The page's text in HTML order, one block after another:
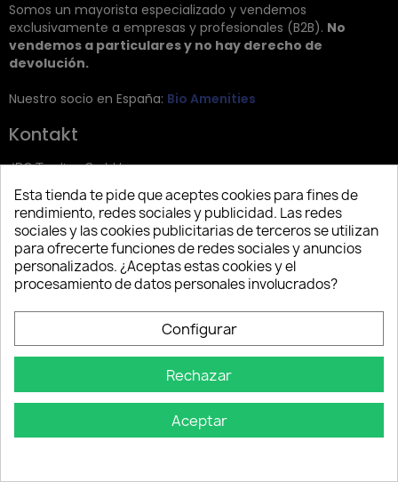
Somos un mayorista especializado y vendemos
exclusivamente a empresas y profesionales (B2B). No
vendemos a particulares y no hay derecho de
devolución.
Nuestro socio en España: Bio Amenities
Kontakt
JRG Trading GmbH
Zietenstr. 9
12244 Berlin
Tel: +49 (0)30 2357 3470
info@top-amenities.com
Esta tienda te pide que aceptes cookies para fines de
rendimiento, redes sociales y publicidad. Las redes
sociales y las cookies publicitarias de terceros se utilizan
para ofrecerte funciones de redes sociales y anuncios
personalizados. ¿Aceptas estas cookies y el
procesamiento de datos personales involucrados?
Configurar
Rechazar
Aceptar